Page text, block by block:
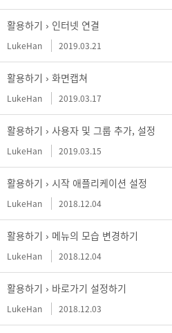
활용하기 › 인터넷 연결
LukeHan 2019.03.21
활용하기 › 화면캡쳐
LukeHan 2019.03.17
활용하기 › 사용자 및 그룹 추가, 설정
LukeHan 2019.03.15
활용하기 › 시작 애플리케이션 설정
LukeHan 2018.12.04
활용하기 › 메뉴의 모습 변경하기
LukeHan 2018.12.04
활용하기 › 바로가기 설정하기
LukeHan 2018.12.03